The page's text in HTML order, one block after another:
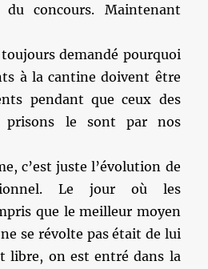
concours. Maintenant
demandé pourquoi
à la cantine doivent être
pendant que ceux des
prisons le sont par nos
c’est juste l’évolution de
Le jour où les
que le meilleur moyen
se révolte pas était de lui
libre, on est entré dans la